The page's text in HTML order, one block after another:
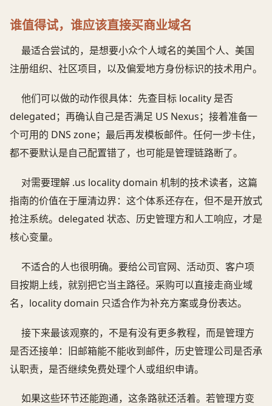
谁值得试，谁应该直接买商业域名
最适合尝试的，是想要小众个人域名的美国个人、美国
注册组织、社区项目，以及偏爱地方身份标识的技术用户。
他们可以做的动作很具体：先查目标 locality 是否
delegated；再确认自己是否满足 US Nexus；接着准备一
个可用的 DNS zone；最后再发模板邮件。任何一步卡住，
都不要默认是自己配置错了，也可能是管理链路断了。
对需要理解 .us locality domain 机制的技术读者，这篇
指南的价值在于厘清边界：这个体系还存在，但不是开放式
抢注系统。delegated 状态、历史管理方和人工响应，才是
核心变量。
不适合的人也很明确。要给公司官网、活动页、客户项
目按期上线，就别把它当主路径。采购可以直接走商业域
名，locality domain 只适合作为补充方案或身份表达。
接下来最该观察的，不是有没有更多教程，而是管理方
是否还接单：旧邮箱能不能收到邮件，历史管理公司是否承
认职责，是否继续免费处理个人或组织申请。
如果这些环节还能跑通，这条路就还活着。若管理方变